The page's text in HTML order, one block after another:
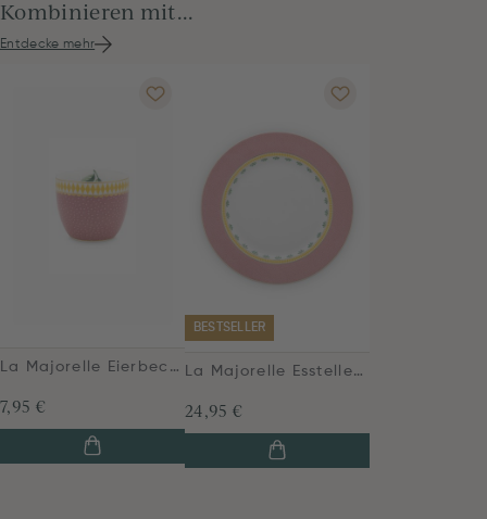
Kombinieren mit...
Entdecke mehr
La Majorelle Eierbecher Rosa
7,95 €
BESTSELLER
La Majorelle Essteller Rosa 26,5 cm
24,95 €